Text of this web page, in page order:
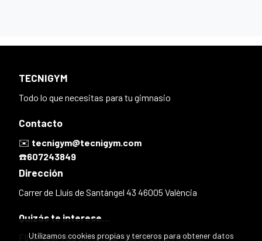
TECNIGYM
Todo lo que necesitas para tu gimnasio
Contacto
✉️ tecnigym@tecnigym.com
☎️607243849
Dirección
Carrer de Lluís de Santàngel 43 46005 València
Quizás te interese...
FINANCIA TUS COMPRAS HASTA EN 12 MESES.
Utilizamos cookies propias y terceros para obtener datos